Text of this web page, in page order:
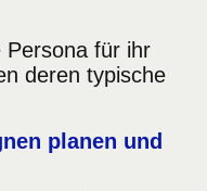
Persona für ihr
deren typische
planen und